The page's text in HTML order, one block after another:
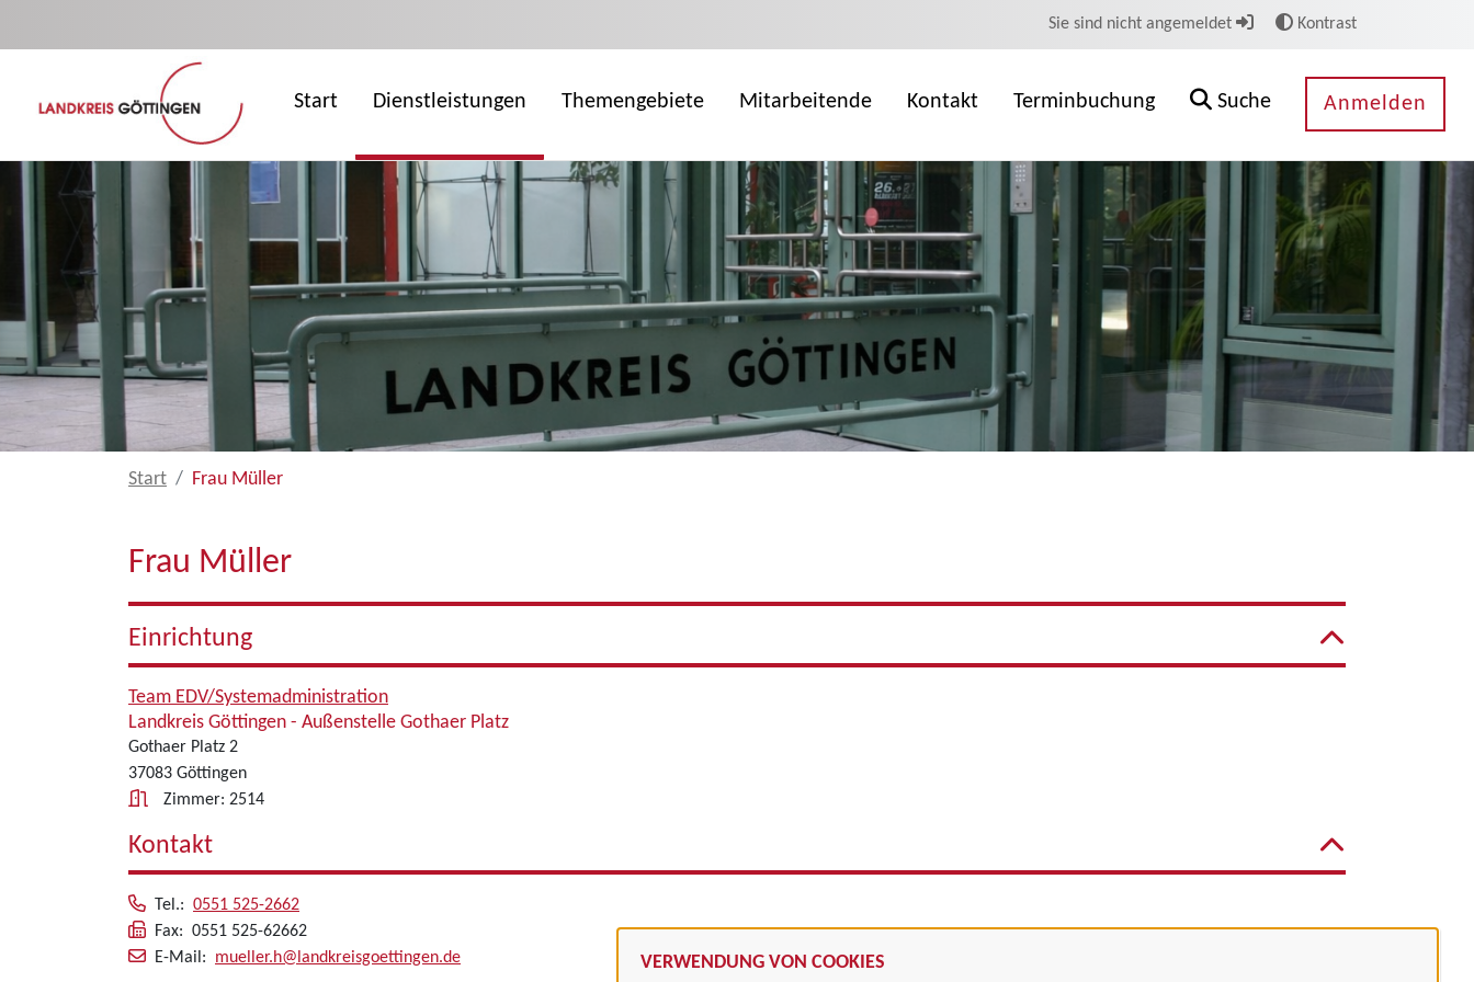
VERWENDUNG VON COOKIES
Sie sind nicht angemeldet Kontrast
Start Dienstleistungen Themengebiete Mitarbeitende Kontakt Terminbuchung Suche Anmelden
Start Frau Müller
Frau Müller
Einrichtung
Team EDV/Systemadministration
Landkreis Göttingen - Außenstelle Gothaer Platz
Gothaer Platz 2
37083 Göttingen
Zimmer: 2514
Kontakt
Tel.: 0551 525-2662
Fax: 0551 525-62662
E-Mail: mueller.h@landkreisgoettingen.de